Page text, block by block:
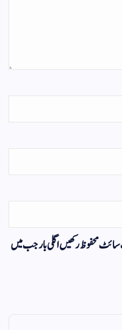
محفوظ رکھیں اگلی بار جب میں